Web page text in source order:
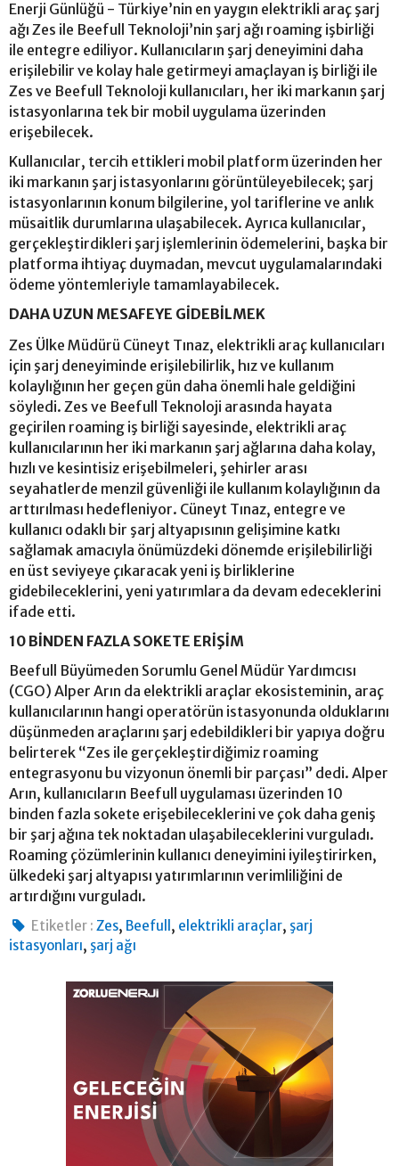
Enerji Günlüğü - Türkiye’nin en yaygın elektrikli araç şarj
ağı Zes ile Beefull Teknoloji’nin şarj ağı roaming işbirliği
ile entegre ediliyor. Kullanıcıların şarj deneyimini daha
erişilebilir ve kolay hale getirmeyi amaçlayan iş birliği ile
Zes ve Beefull Teknoloji kullanıcıları, her iki markanın şarj
istasyonlarına tek bir mobil uygulama üzerinden
erişebilecek.
Kullanıcılar, tercih ettikleri mobil platform üzerinden her
iki markanın şarj istasyonlarını görüntüleyebilecek; şarj
istasyonlarının konum bilgilerine, yol tariflerine ve anlık
müsaitlik durumlarına ulaşabilecek. Ayrıca kullanıcılar,
gerçekleştirdikleri şarj işlemlerinin ödemelerini, başka bir
platforma ihtiyaç duymadan, mevcut uygulamalarındaki
ödeme yöntemleriyle tamamlayabilecek.
DAHA UZUN MESAFEYE GİDEBİLMEK
Zes Ülke Müdürü Cüneyt Tınaz, elektrikli araç kullanıcıları
için şarj deneyiminde erişilebilirlik, hız ve kullanım
kolaylığının her geçen gün daha önemli hale geldiğini
söyledi. Zes ve Beefull Teknoloji arasında hayata
geçirilen roaming iş birliği sayesinde, elektrikli araç
kullanıcılarının her iki markanın şarj ağlarına daha kolay,
hızlı ve kesintisiz erişebilmeleri, şehirler arası
seyahatlerde menzil güvenliği ile kullanım kolaylığının da
arttırılması hedefleniyor. Cüneyt Tınaz, entegre ve
kullanıcı odaklı bir şarj altyapısının gelişimine katkı
sağlamak amacıyla önümüzdeki dönemde erişilebilirliği
en üst seviyeye çıkaracak yeni iş birliklerine
gidebileceklerini, yeni yatırımlara da devam edeceklerini
ifade etti.
10 BİNDEN FAZLA SOKETE ERİŞİM
Beefull Büyümeden Sorumlu Genel Müdür Yardımcısı
(CGO) Alper Arın da elektrikli araçlar ekosisteminin, araç
kullanıcılarının hangi operatörün istasyonunda olduklarını
düşünmeden araçlarını şarj edebildikleri bir yapıya doğru
belirterek “Zes ile gerçekleştirdiğimiz roaming
entegrasyonu bu vizyonun önemli bir parçası” dedi. Alper
Arın, kullanıcıların Beefull uygulaması üzerinden 10
binden fazla sokete erişebileceklerini ve çok daha geniş
bir şarj ağına tek noktadan ulaşabileceklerini vurguladı.
Roaming çözümlerinin kullanıcı deneyimini iyileştirirken,
ülkedeki şarj altyapısı yatırımlarının verimliliğini de
artırdığını vurguladı.
Etiketler : Zes, Beefull , elektrikli araçlar, şarj
istasyonları, şarj ağı